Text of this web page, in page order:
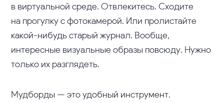
в виртуальной среде. Отвлекитесь. Сходите
на прогулку с фотокамерой. Или пролистайте
какой-нибудь старый журнал. Вообще,
интересные визуальные образы повсюду. Нужно
только их разглядеть.
Мудборды — это удобный инструмент.